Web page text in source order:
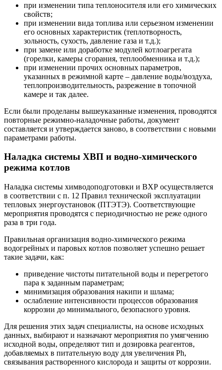
при изменении типа теплоносителя или его химических
свойств;
при изменении вида топлива или серьезном изменении
его основных характеристик (теплотворность,
зольность, сухость, давление газа и т.д.);
при замене или доработке модулей котлоагрегата
(горелки, камеры сгорания, теплообменника и т.д.);
при изменении прочих основных параметров,
указанных в режимной карте – давление воды/воздуха,
теплопроизводительность, разрежение в топочной
камере и так далее.
Если были проделаны вышеуказанные изменения, проводятся
повторные режимно-наладочные работы, документ
составляется и утверждается заново, в соответствии с новыми
параметрами работы.
Наладка системы ХВП и водно-химического
режима котлов
Наладка системы химводоподготовки и ВХР осуществляется
в соответствии с п. 12 Правил технической эксплуатации
тепловых энергоустановок (ПТЭТЭ). Соответствующие
мероприятия проводятся с периодичностью не реже одного
раза в три года.
Правильная организация водно-химического режима
водогрейных и паровых котлов позволяет успешно решает
такие задачи, как:
приведение чистоты питательной воды и перегретого
пара к заданным параметрам;
минимизация образования накипи и шлама;
ослабление интенсивности процессов образования
коррозии до минимального, безопасного уровня.
Для решения этих задач специалисты, на основе исходных
данных, выбирают и назначают мероприятия по умягчению
исходной воды, определяют тип и дозировка реагентов,
добавляемых в питательную воду для увеличения Ph,
связывания растворенного кислорода и защиты от коррозии.